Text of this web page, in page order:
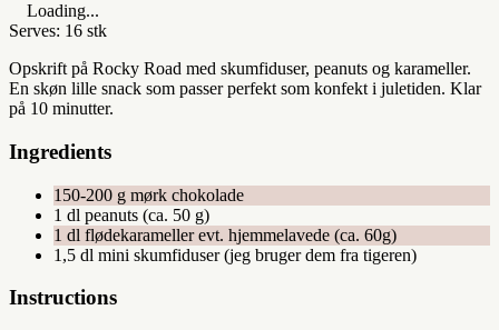
Loading...
Serves: 16 stk
Opskrift på Rocky Road med skumfiduser, peanuts og karameller.
En skøn lille snack som passer perfekt som konfekt i juletiden. Klar
på 10 minutter.
Ingredients
150-200 g mørk chokolade
1 dl peanuts (ca. 50 g)
1 dl flødekarameller evt. hjemmelavede (ca. 60g)
1,5 dl mini skumfiduser (jeg bruger dem fra tigeren)
Instructions